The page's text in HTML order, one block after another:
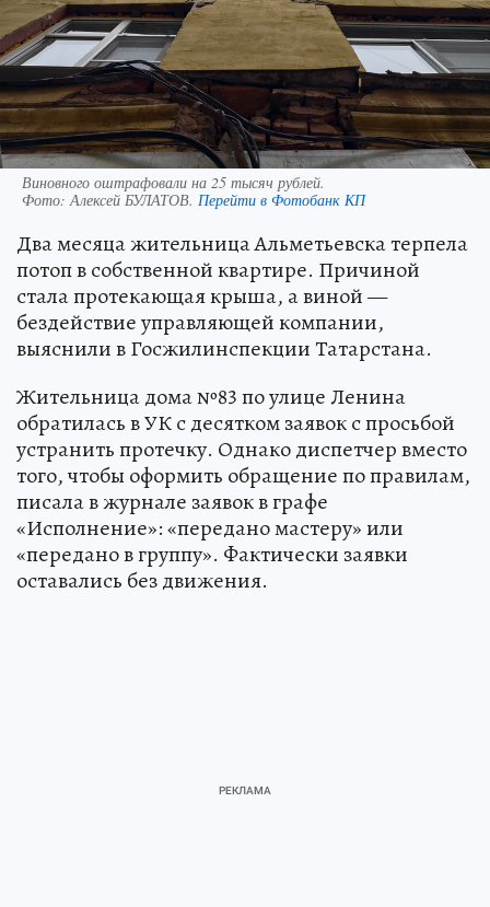
Виновного оштрафовали на 25 тысяч рублей.
Фото:Алексей БУЛАТОВ. Перейти в Фотобанк КП
Два месяца жительница Альметьевска терпела
потоп в собственной квартире. Причиной
стала протекающая крыша, а виной —
бездействие управляющей компании,
выяснили в Госжилинспекции Татарстана.
Жительница дома №83 по улице Ленина
обратилась в УК с десятком заявок с просьбой
устранить протечку. Однако диспетчер вместо
того, чтобы оформить обращение по правилам,
писала в журнале заявок в графе
«Исполнение»: «передано мастеру» или
«передано в группу». Фактически заявки
оставались без движения.